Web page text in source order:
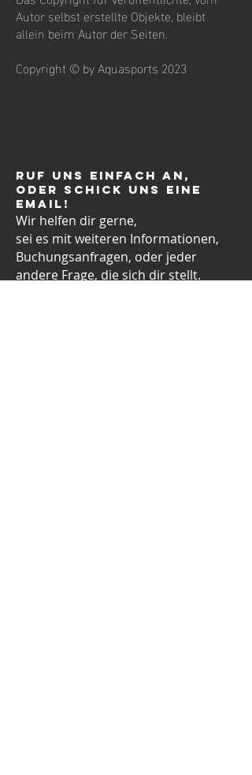
Autor selbst erstellte Objekte, bleibt
allein beim Autor der Seiten.
Copyright © by Aquasports 2023
Ruf uns einfach an,
oder schick uns eine
Email!
Wir helfen dir gerne,
sei es mit weiteren Informationen,
Buchungsanfragen, oder jeder
andere Frage, die sich dir stellt.